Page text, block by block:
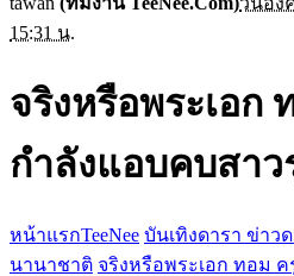
15:31 น.
จริงหรือพระเอก
กำลังแอบคบสาว
หน้าแรกTeeNee บันเทิงดารา ข่าว
นานาชาติ จริงหรือพระเอก ทอม